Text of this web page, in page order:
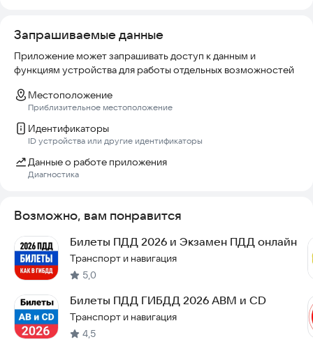
Запрашиваемые данные
Приложение может запрашивать доступ к данным и
функциям устройства для работы отдельных возможностей
Местоположение
Приблизительное местоположение
Идентификаторы
ID устройства или другие идентификаторы
Данные о работе приложения
Диагностика
Возможно, вам понравится
Билеты ПДД 2026 и Экзамен ПДД онлайн
Транспорт и навигация
5,0
Билеты ПДД ГИБДД 2026 ABM и CD
Транспорт и навигация
4,5